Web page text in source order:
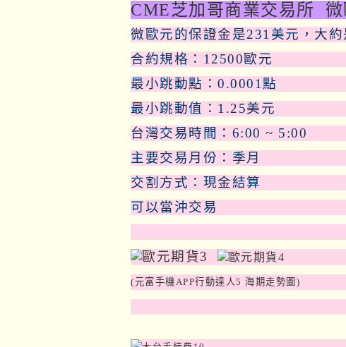
CME芝加哥商業交易所 微
微歐元的保證金是231美元，大約
合約規格：12500歐元
最小跳動點：0.0001點
最小跳動值：1.25美元
台灣交易時間：6:00 ~ 5:00
主要交易月份：季月
交割方式：現金結算
可以當沖交易
(元富手機APP行動達人5 海期走勢圖)